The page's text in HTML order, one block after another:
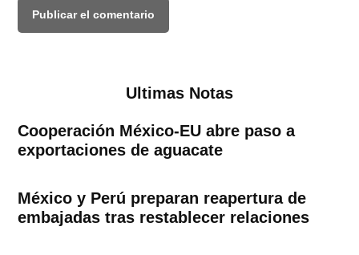
Ultimas Notas
Cooperación México-EU abre paso a
exportaciones de aguacate
México y Perú preparan reapertura de
embajadas tras restablecer relaciones